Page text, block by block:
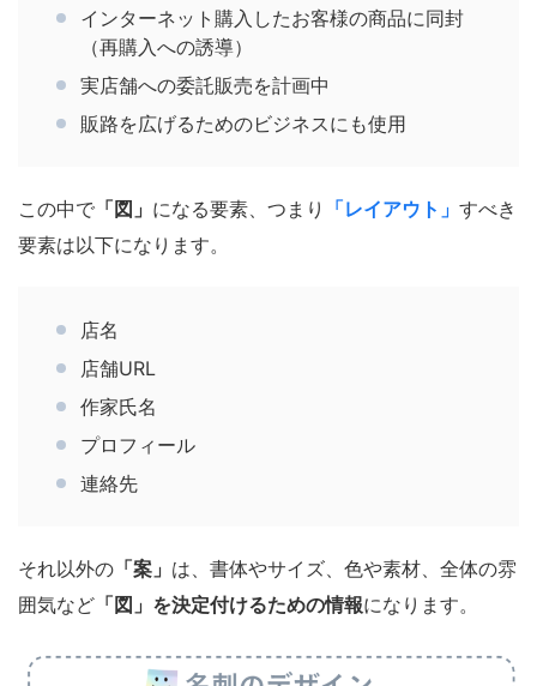
インターネット購入したお客様の商品に同封
（再購入への誘導）
実店舗への委託販売を計画中
販路を広げるためのビジネスにも使用
この中で 「図」 になる要素、つまり 「レイアウト」 すべき
要素は以下になります。
店名
店舗URL
作家氏名
プロフィール
連絡先
それ以外の 「案」 は、書体やサイズ、色や素材、全体の雰
囲気など 「図」を決定付けるための情報になります。